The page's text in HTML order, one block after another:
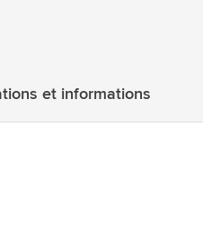
et informations